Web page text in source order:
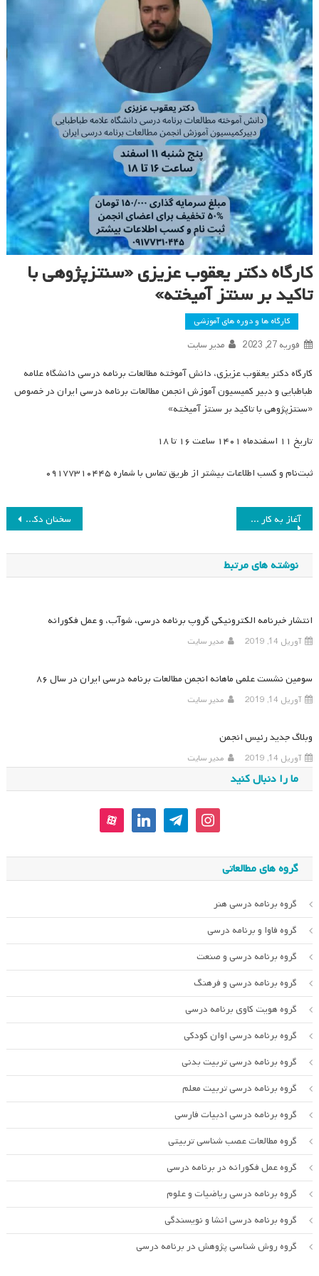
کارگاه دکتر یعقوب عزیزی «سنتزپژوهی با
تاکید بر سنتز آمیخته»
کارگاه ها و دوره های آموزشی
فوریه 27, 2023 مدیر سایت
کارگاه دکتر یعقوب عزیزی، دانش آموخته مطالعات برنامه درسی دانشگاه علامه
طباطبایی و دبیر کمیسیون آموزش انجمن مطالعات برنامه درسی ایران در خصوص
«سنتزپژوهی با تاکید بر سنتز آمیخته»
تاریخ ۱۱ اسفندماه ۱۴۰۱ ساعت ۱۶ تا ۱۸
ثبت‌نام و کسب اطلاعات بیشتر از طریق تماس با شماره ۰۹۱۷۷۳۱۰۴۴۵
راهبری
نوشته
سخنان دکتر محمود مهرمحمدی درباره کمیته مرکزی معلمان انجمن برنامه درسی ایران آغاز به کار کمیسیون پژوهش انجمن مطالعات برنامه درسی ایران
نوشته های مرتبط
انتشار خبرنامه الکترونیکی گروپ برنامه درسی، شوآب، و عمل فکورانه
آوریل 14, 2019 مدیر سایت
سومین نشست علمی ماهانه انجمن مطالعات برنامه درسی ایران در سال ۸۶
آوریل 14, 2019 مدیر سایت
وبلاگ جدید رئیس انجمن
آوریل 14, 2019 مدیر سایت
ما را دنبال کنید
instagram
telegram
linkedin
aparat
گروه های مطالعاتی
گروه برنامه درسی هنر
گروه فاوا و برنامه درسی
گروه برنامه درسی و صنعت
گروه برنامه درسی و فرهنگ
گروه هویت کاوی برنامه درسی
گروه برنامه درسی اوان کودکی
گروه برنامه درسی تربیت بدنی
گروه برنامه درسی تربیت معلم
گروه برنامه درسی ادبیات فارسی
گروه مطالعات عصب شناسی تربیتی
گروه عمل فکورانه در برنامه درسی
گروه برنامه درسی ریاضیات و علوم
گروه برنامه درسی انشا و نویسندگی
گروه روش شناسی پژوهش در برنامه درسی